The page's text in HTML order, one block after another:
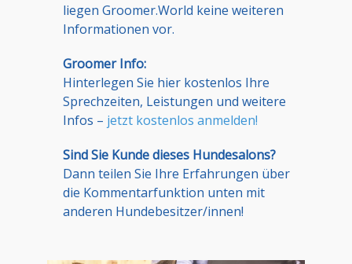
liegen Groomer.World keine weiteren
Informationen vor.
Groomer Info:
Hinterlegen Sie hier kostenlos Ihre
Sprechzeiten, Leistungen und weitere
Infos – jetzt kostenlos anmelden!
Sind Sie Kunde dieses Hundesalons?
Dann teilen Sie Ihre Erfahrungen über
die Kommentarfunktion unten mit
anderen Hundebesitzer/innen!